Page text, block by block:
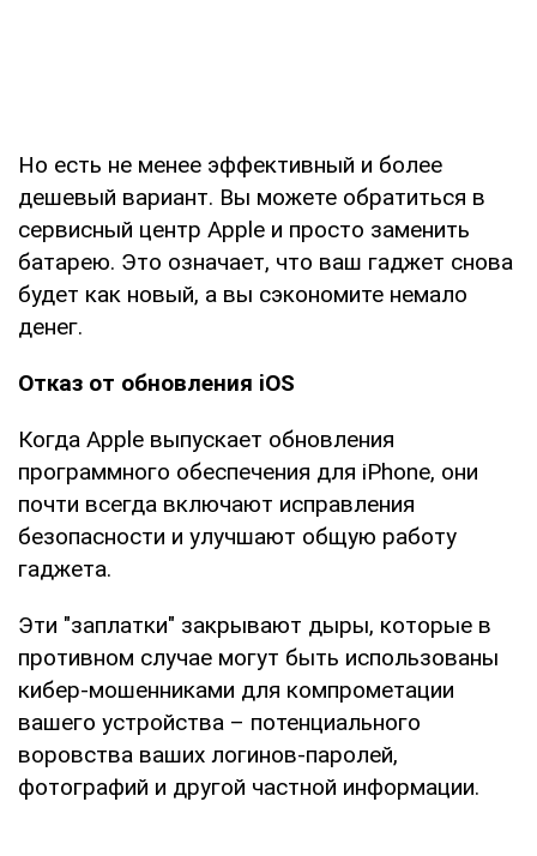
Но есть не менее эффективный и более
дешевый вариант. Вы можете обратиться в
сервисный центр Apple и просто заменить
батарею. Это означает, что ваш гаджет снова
будет как новый, а вы сэкономите немало
денег.
Отказ от обновления iOS
Когда Apple выпускает обновления
программного обеспечения для iPhone, они
почти всегда включают исправления
безопасности и улучшают общую работу
гаджета.
Эти "заплатки" закрывают дыры, которые в
противном случае могут быть использованы
кибер-мошенниками для компрометации
вашего устройства – потенциального
воровства ваших логинов-паролей,
фотографий и другой частной информации.